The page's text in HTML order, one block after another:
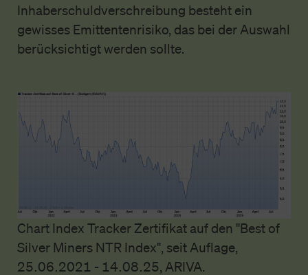
Inhaberschuldverschreibung besteht ein
gewisses Emittentenrisiko, das bei der Auswahl
berücksichtigt werden sollte.
Chart Index Tracker Zertifikat auf den "Best of
Silver Miners NTR Index", seit Auflage,
25.06.2021 - 14.08.25, ARIVA.